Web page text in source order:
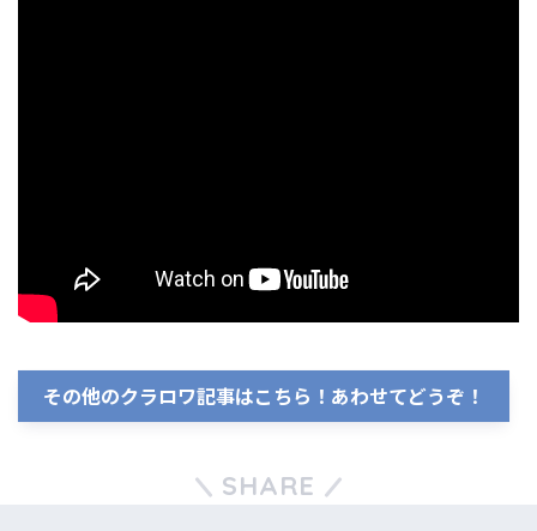
その他のクラロワ記事はこちら！あわせてどうぞ！
SHARE